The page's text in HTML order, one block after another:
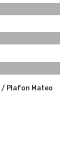
/ Plafon Mateo